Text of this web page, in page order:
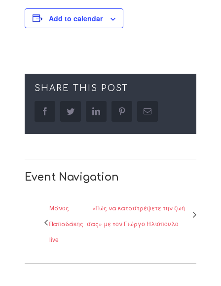
Add to calendar
SHARE THIS POST
facebooktwitter linkedin pinterestEmail
Event Navigation
Μάνος
Παπαδάκης
live
«Πώς να καταστρέψετε την ζωή
σας» με τον Γιώργο Ηλιόπουλο